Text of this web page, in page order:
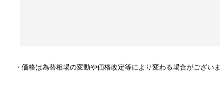
・価格は為替相場の変動や価格改定等により変わる場合がござい